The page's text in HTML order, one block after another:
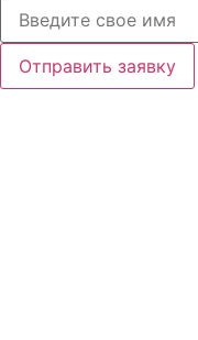
Отправить заявку